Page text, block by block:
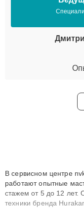
В сервисном центре
работают опытные
стажем от 5 до 12 лет.
техники бренда